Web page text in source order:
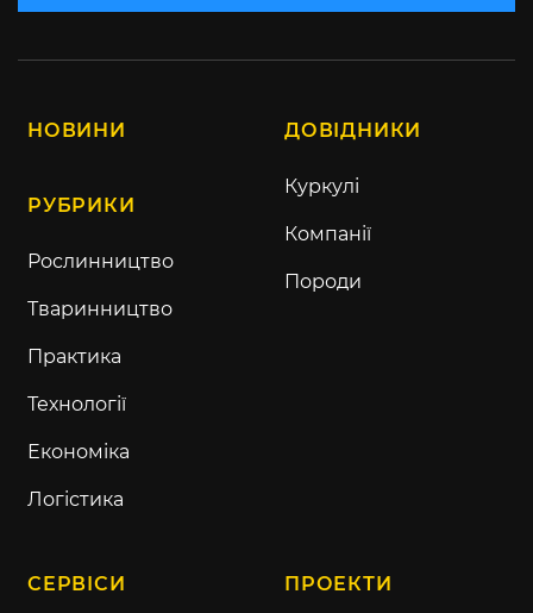
НОВИНИ
РУБРИКИ
Рослинництво
Тваринництво
Практика
Технології
Економіка
Логістика
ДОВІДНИКИ
Куркулі
Компанії
Породи
СЕРВІСИ ПРОЕКТИ